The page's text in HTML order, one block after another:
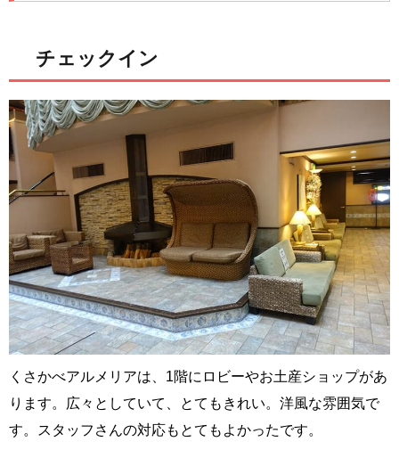
チェックイン
くさかべアルメリアは、1階にロビーやお土産ショップがあ
ります。広々としていて、とてもきれい。洋風な雰囲気で
す。スタッフさんの対応もとてもよかったです。